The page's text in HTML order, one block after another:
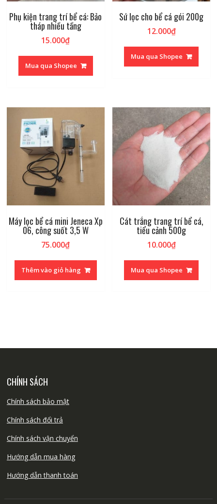
Phụ kiện trang trí bể cá: Bảo
tháp nhiều tầng
15.000₫
Mua qua Shopee
Sứ lọc cho bể cá gói 200g
12.000₫
Mua qua Shopee
Máy lọc bể cá mini Jeneca Xp
06, công suốt 3,5 W
75.000₫
Thêm vào giỏ hàng
Cát trắng trang trí bể cá,
tiểu cảnh 500g
10.000₫
Mua qua Shopee
CHÍNH SÁCH
Chính sách bảo mật
Chính sách đổi trả
Chính sách vận chuyển
Hướng dẫn mua hàng
Hướng dẫn thanh toán